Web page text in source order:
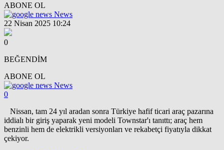
ABONE OL
News
22 Nisan 2025 10:24
0
BEĞENDİM
ABONE OL
News
0
Nissan, tam 24 yıl aradan sonra Türkiye hafif ticari araç pazarına
iddialı bir giriş yaparak yeni modeli Townstar'ı tanıttı; araç hem
benzinli hem de elektrikli versiyonları ve rekabetçi fiyatıyla dikkat
çekiyor.